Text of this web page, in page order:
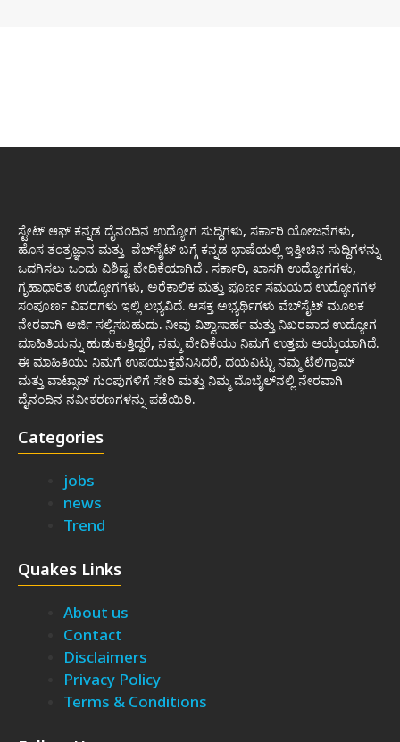
ಸ್ಟೇಟ್ ಆಫ್ ಕನ್ನಡ ದೈನಂದಿನ ಉದ್ಯೋಗ ಸುದ್ದಿಗಳು, ಸರ್ಕಾರಿ ಯೋಜನೆಗಳು,
ಹೊಸ ತಂತ್ರಜ್ಞಾನ ಮತ್ತು ವೆಬ್‌ಸೈಟ್ ಬಗ್ಗೆ ಕನ್ನಡ ಭಾಷೆಯಲ್ಲಿ ಇತ್ತೀಚಿನ ಸುದ್ದಿಗಳನ್ನು
ಒದಗಿಸಲು ಒಂದು ವಿಶಿಷ್ಟ ವೇದಿಕೆಯಾಗಿದೆ . ಸರ್ಕಾರಿ, ಖಾಸಗಿ ಉದ್ಯೋಗಗಳು,
ಗೃಹಾಧಾರಿತ ಉದ್ಯೋಗಗಳು, ಅರೆಕಾಲಿಕ ಮತ್ತು ಪೂರ್ಣ ಸಮಯದ ಉದ್ಯೋಗಗಳ
ಸಂಪೂರ್ಣ ವಿವರಗಳು ಇಲ್ಲಿ ಲಭ್ಯವಿದೆ. ಆಸಕ್ತ ಅಭ್ಯರ್ಥಿಗಳು ವೆಬ್‌ಸೈಟ್ ಮೂಲಕ
ನೇರವಾಗಿ ಅರ್ಜಿ ಸಲ್ಲಿಸಬಹುದು. ನೀವು ವಿಶ್ವಾಸಾರ್ಹ ಮತ್ತು ನಿಖರವಾದ ಉದ್ಯೋಗ
ಮಾಹಿತಿಯನ್ನು ಹುಡುಕುತ್ತಿದ್ದರೆ, ನಮ್ಮ ವೇದಿಕೆಯು ನಿಮಗೆ ಉತ್ತಮ ಆಯ್ಕೆಯಾಗಿದೆ.
ಈ ಮಾಹಿತಿಯು ನಿಮಗೆ ಉಪಯುಕ್ತವೆನಿಸಿದರೆ, ದಯವಿಟ್ಟು ನಮ್ಮ ಟೆಲಿಗ್ರಾಮ್
ಮತ್ತು ವಾಟ್ಸಾಪ್ ಗುಂಪುಗಳಿಗೆ ಸೇರಿ ಮತ್ತು ನಿಮ್ಮ ಮೊಬೈಲ್‌ನಲ್ಲಿ ನೇರವಾಗಿ
ದೈನಂದಿನ ನವೀಕರಣಗಳನ್ನು ಪಡೆಯಿರಿ.
Categories
jobs
news
Trend
Quakes Links
About us
Contact
Disclaimers
Privacy Policy
Terms & Conditions